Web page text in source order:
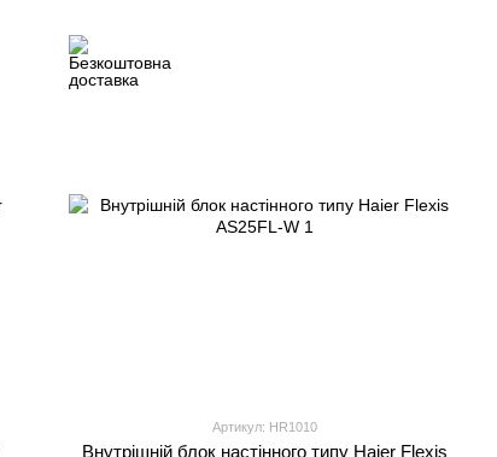
Артикул: HR1010
Внутрішній блок настінного типу Haier Flexis